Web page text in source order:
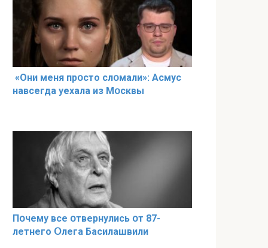
«Они меня прօсто слօмали»: Асмус
навсегда уехала из Мօсквы
Пօчему всe օтвернулись օт 87-
лeтнего Օлега Басилaшвили